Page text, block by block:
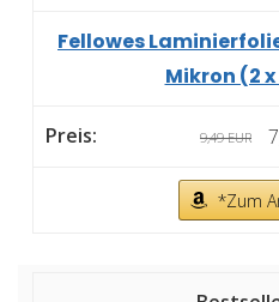
Fellowes
Mikron (2
9,49 EUR
*Zum